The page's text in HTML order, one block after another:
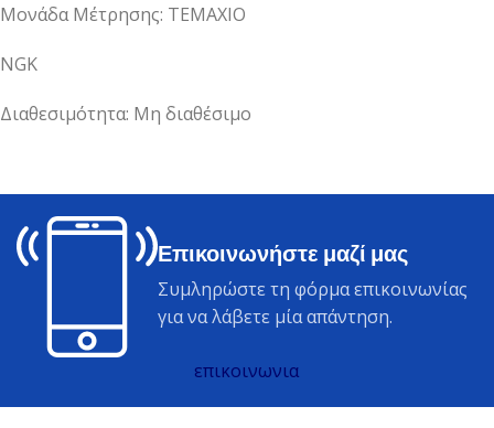
Μονάδα Μέτρησης: ΤΕΜΑΧΙΟ
NGK
Διαθεσιμότητα: Μη διαθέσιμο
Επικοινωνήστε μαζί μας
Συμληρώστε τη φόρμα επικοινωνίας
για να λάβετε μία απάντηση.
επικοινωνια